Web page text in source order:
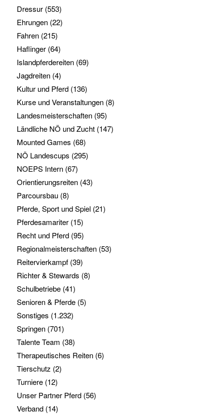
Dressur(553)
Ehrungen(22)
Fahren(215)
Haflinger(64)
Islandpferdereiten(69)
Jagdreiten(4)
Kultur und Pferd(136)
Kurse und Veranstaltungen(8)
Landesmeisterschaften(95)
Ländliche NÖ und Zucht(147)
Mounted Games (68)
NÖ Landescups (295)
NOEPS Intern(67)
Orientierungsreiten(43)
Parcoursbau(8)
Pferde, Sport und Spiel(21)
Pferdesamariter(15)
Recht und Pferd(95)
Regionalmeisterschaften(53)
Reitervierkampf(39)
Richter & Stewards (8)
Schulbetriebe(41)
Senioren & Pferde(5)
Sonstiges (1.232)
Springen(701)
Talente Team (38)
Therapeutisches Reiten(6)
Tierschutz (2)
Turniere(12)
Unser Partner Pferd(56)
Verband(14)